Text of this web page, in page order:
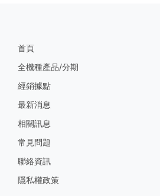
首頁
全機種產品/分期
經銷據點
最新消息
相關訊息
常見問題
聯絡資訊
隱私權政策